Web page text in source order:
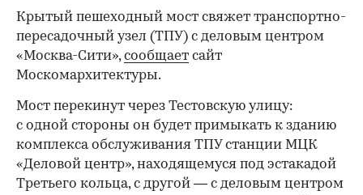
Крытый пешеходный мост свяжет транспортно-
пересадочный узел (ТПУ) с деловым центром
«Москва-Сити»,сообщает сайт
Москомархитектуры.
Мост перекинут через Тестовскую улицу:
с одной стороны он будет примыкать к зданию
комплекса обслуживания ТПУ станции МЦК
«Деловой центр», находящемуся под эстакадой
Третьего кольца, с другой — с деловым центром